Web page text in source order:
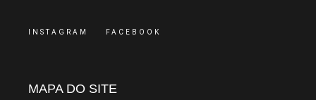
INSTAGRAM FACEBOOK
MAPA DO SITE